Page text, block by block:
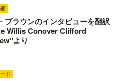
ブラウンのインタビューを翻訳
Willis Conover Clifford
より
ード